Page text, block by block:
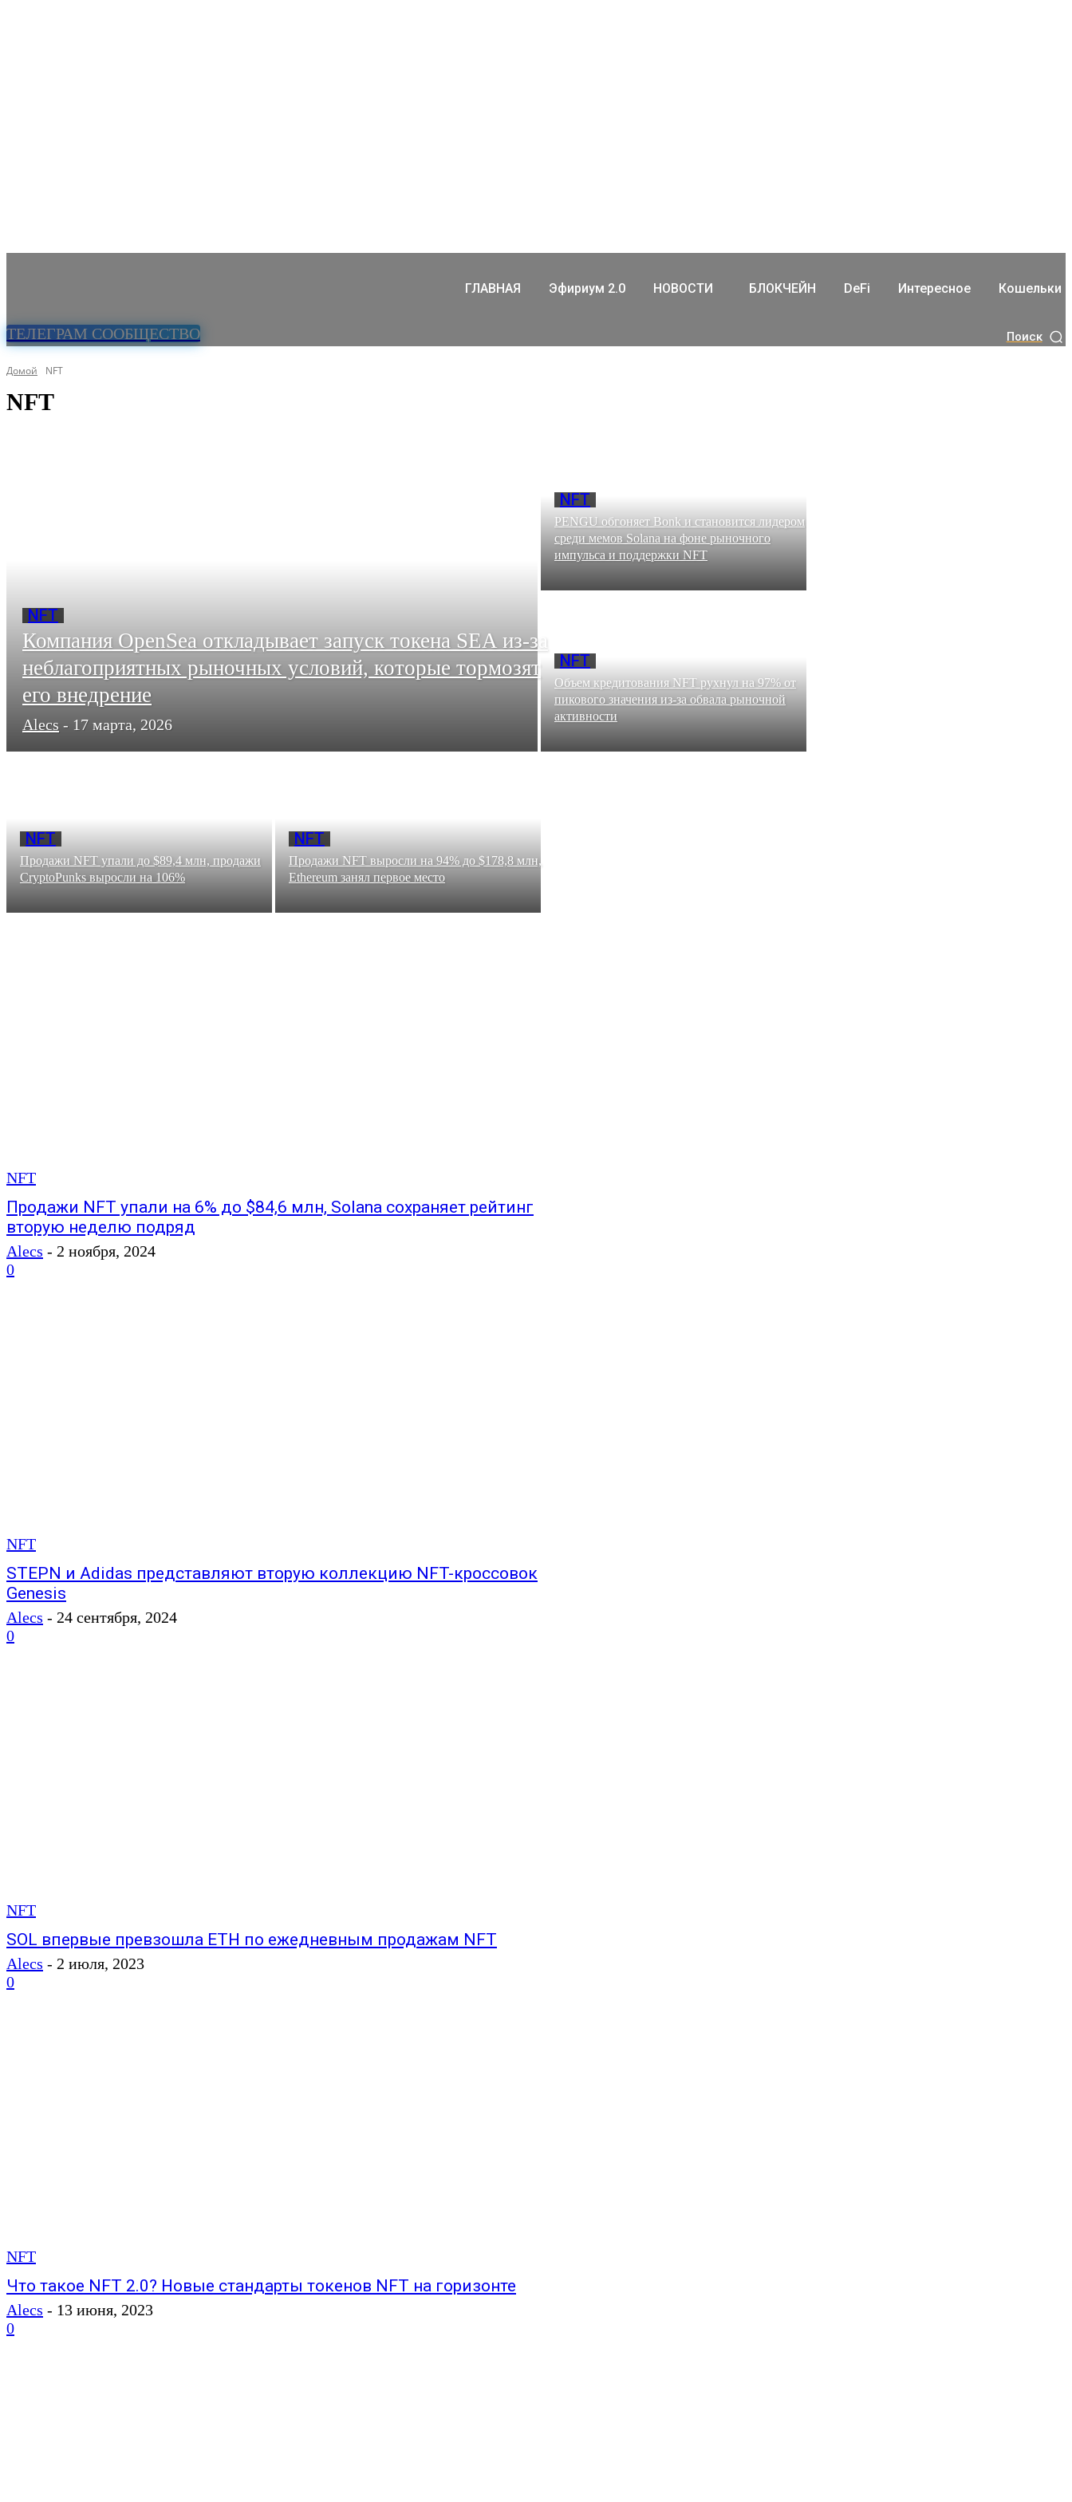
ТЕЛЕГРАМ СООБЩЕСТВО
ГЛАВНАЯ Эфириум 2.0 НОВОСТИ БЛОКЧЕЙН DeFi Интересное Кошельки
Поиск
Домой NFT
NFT
NFT
Компания OpenSea откладывает запуск токена SEA из-за
неблагоприятных рыночных условий, которые тормозят
его внедрение
Alecs - 17 марта, 2026
NFT
PENGU обгоняет Bonk и становится лидером
среди мемов Solana на фоне рыночного
импульса и поддержки NFT
NFT
Объем кредитования NFT рухнул на 97% от
пикового значения из-за обвала рыночной
активности
NFT
Продажи NFT упали до $89,4 млн, продажи
CryptoPunks выросли на 106%
NFT
Продажи NFT выросли на 94% до $178,8 млн,
Ethereum занял первое место
NFT
Продажи NFT упали на 6% до $84,6 млн, Solana сохраняет рейтинг
вторую неделю подряд
Alecs - 2 ноября, 2024
0
NFT
STEPN и Adidas представляют вторую коллекцию NFT-кроссовок
Genesis
Alecs - 24 сентября, 2024
0
NFT
SOL впервые превзошла ETH по ежедневным продажам NFT
Alecs - 2 июля, 2023
0
NFT
Что такое NFT 2.0? Новые стандарты токенов NFT на горизонте
Alecs - 13 июня, 2023
0